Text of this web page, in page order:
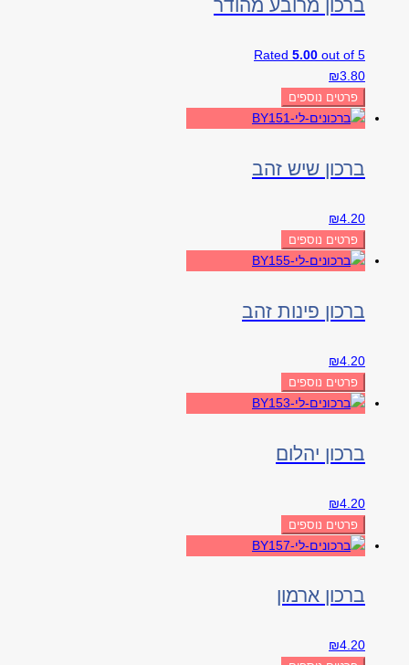
ברכון מרובע מהודר
Rated 5.00 out of 5
₪3.80
פרטים נוספים
ברכון שיש זהב
₪4.20
פרטים נוספים
ברכון פינות זהב
₪4.20
פרטים נוספים
ברכון יהלום
₪4.20
פרטים נוספים
ברכון ארמון
₪4.20